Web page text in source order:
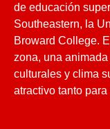
de educación
Southeastern, la
Broward College.
zona, una
culturales y clima
atractivo tanto